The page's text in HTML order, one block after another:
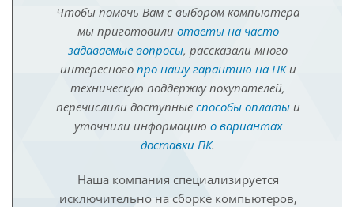
Чтобы помочь Вам с выбором компьютера
мы приготовили ответы на часто
задаваемые вопросы, рассказали много
интересного про нашу гарантию на ПКи
техническую поддержку покупателей,
перечислили доступные способы оплатыи
уточнили информацию о вариантах
доставки ПК.
Наша компания специализируется
исключительно на сборке компьютеров,